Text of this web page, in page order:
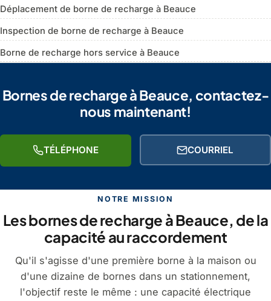
Déplacement de borne de recharge à Beauce
Inspection de borne de recharge à Beauce
Borne de recharge hors service à Beauce
Bornes de recharge à Beauce, contactez-
nous maintenant!
TÉLÉPHONE COURRIEL
NOTRE MISSION
Les bornes de recharge à Beauce, de la
capacité au raccordement
Qu'il s'agisse d'une première borne à la maison ou
d'une dizaine de bornes dans un stationnement,
l'objectif reste le même : une capacité électrique